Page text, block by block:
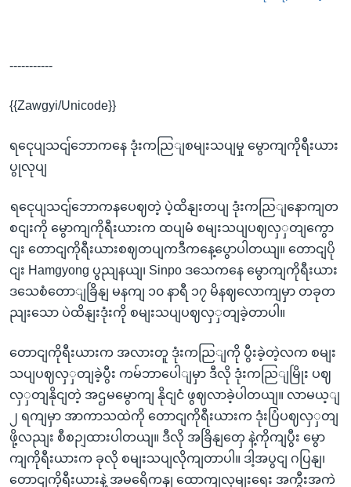
-----------
{{Zawgyi/Unicode}}
ရငေုပျသငျ်ဘောကနေ ဒုံးကညြျစမျးသပျမှု မွောကျကိုရီးယား
ပွုလုပျ
ရငေုပျသငျ်ဘောကနပေဈတဲ့ ပဲ့ထိနျးတပျ ဒုံးကညြျနောကျတ
စငျးကို မွောကျကိုရီးယားက ထပျမံ စမျးသပျပဈလှှတျကွော
ငျး တောငျကိုရီးယားစဈတပျကဒီကနေ့ပွောပါတယျ။ တောငျပို
ငျး Hamgyong ပွညျနယျ၊ Sinpo ဒသေကနေ မွောကျကိုရီးယား
ဒသေစံတောျခြိနျ မနကျ ၁၀ နာရီ ၁၇ မိနဈလောကျမှာ တခုတ
ညျးသော ပဲထိနျးဒုံးကို စမျးသပျပဈလှှတျခဲ့တာပါ။
တောငျကိုရီးယားက အလားတူ ဒုံးကညြျကို ပွီးခဲ့တဲ့လက စမျး
သပျပဈလှှတျခဲ့ပွီး ကမ်ဘာပေါျမှာ ဒီလို ဒုံးကညြျမြိုး ပဈ
လှှတျနိုငျတဲ့ အဌမမွောကျ နိုငျငံ ဖွဈလာခဲ့ပါတယျ။ လာမယ့ျ
၂ ရကျမှာ အာကာသထဲကို တောငျကိုရီးယားက ဒုံးပြံပဈလှှတျ
ဖို့လညျး စီစဉျထားပါတယျ။ ဒီလို အခြိနျတှေ နဲ့ကိုကျပွီး မွော
ကျကိုရီးယားက ခုလို စမျးသပျလိုကျတာပါ။ ဒါ့အပွငျ ဂပြနျ၊
တောငျကိုရီးယားနဲ့ အမရေိကနျ ထောကျလှမျးရေး အကွီးအကဲ